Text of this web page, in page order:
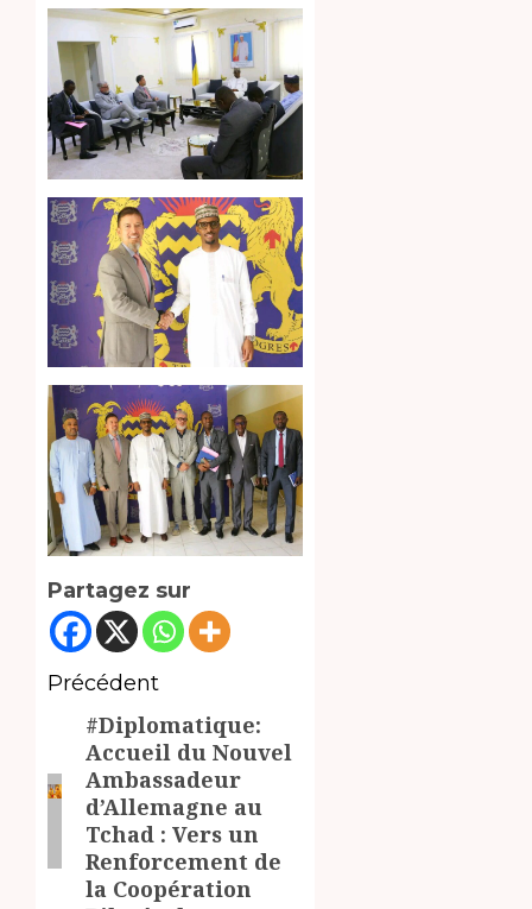
Partagez sur
Navigation
d’article
Précédent
Article
précédent:
#Diplomatique:
Accueil du Nouvel
Ambassadeur
d’Allemagne au
Tchad : Vers un
Renforcement de
la Coopération